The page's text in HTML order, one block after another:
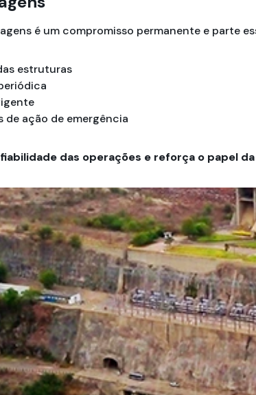
é um compromisso permanente e parte
estruturas
de ação de emergência
das operações e reforça o papel